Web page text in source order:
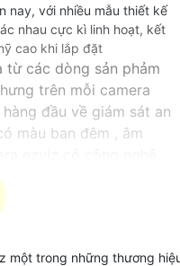
nay, với nhiều mẫu thiết kế
nhau cực kì linh hoạt, kết
cao khi lắp đặt
các dòng sản phảm
trên mỗi camera
đầu về giám sát an
màu ban đêm , âm
về camera an ninh thì
phù hợp với những
một trong những thương